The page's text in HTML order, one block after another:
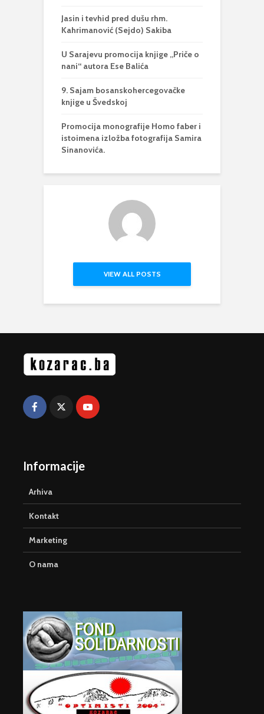
Jasin i tevhid pred dušu rhm.
Kahrimanović (Sejdo) Sakiba
U Sarajevu promocija knjige „Priče o
nani“ autora Ese Balića
9. Sajam bosanskohercegovačke
knjige u Švedskoj
Promocija monografije Homo faber i
istoimena izložba fotografija Samira
Sinanovića.
VIEW ALL POSTS
Informacije
Arhiva
Kontakt
Marketing
O nama